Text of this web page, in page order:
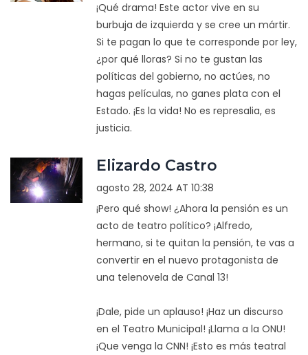
¡Qué drama! Este actor vive en su
burbuja de izquierda y se cree un mártir.
Si te pagan lo que te corresponde por ley,
¿por qué lloras? Si no te gustan las
políticas del gobierno, no actúes, no
hagas películas, no ganes plata con el
Estado. ¡Es la vida! No es represalia, es
justicia.
Elizardo Castro
agosto 28, 2024 AT 10:38
¡Pero qué show! ¿Ahora la pensión es un
acto de teatro político? ¡Alfredo,
hermano, si te quitan la pensión, te vas a
convertir en el nuevo protagonista de
una telenovela de Canal 13!
¡Dale, pide un aplauso! ¡Haz un discurso
en el Teatro Municipal! ¡Llama a la ONU!
¡Que venga la CNN! ¡Esto es más teatral